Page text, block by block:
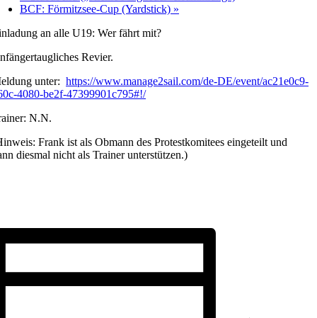
BCF: Förmitzsee-Cup (Yardstick) »
an alle U19: Wer fährt mit?
Revier.
unter: https://www.manage2sail.com/de-DE/event/ac21e0c9-
4080-be2f-47399901c795#!/
N.N.
Frank ist als Obmann des Protestkomitees eingeteilt und
diesmal nicht als Trainer unterstützen.)